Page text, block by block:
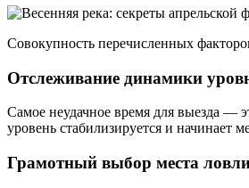
Совокупность перечисленных
Отслеживание динамики
Самое неудачное время для выезда —
уровень стабилизируется и начинает
Грамотный выбор места